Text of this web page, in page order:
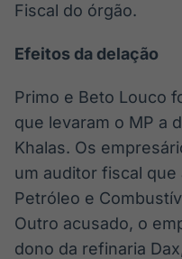
Fiscal do órgão.
Efeitos da delação
Primo e Beto Louco
que levaram o MP a
Khalas. Os
um auditor fiscal que
Petróleo e
Outro acusado, o
dono da refinaria